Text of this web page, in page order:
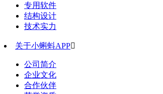
专用软件
结构设计
技术实力
关于小蝌蚪APP
公司简介
企业文化
合作伙伴